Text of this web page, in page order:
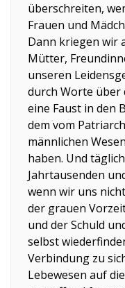
überschreiten,
Frauen und
Dann kriegen wir
Mütter,
unseren
durch Worte über
eine Faust in den
dem vom
männlichen
haben. Und
Jahrtausenden
wenn wir uns
der grauen
und der Schuld
selbst
Verbindung zu
Lebewesen auf